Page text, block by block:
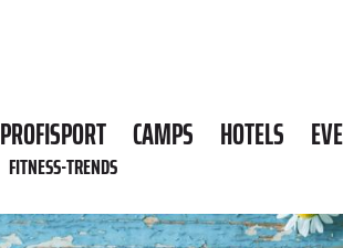
PROFISPORT CAMPS HOTELS
FITNESS-TRENDS